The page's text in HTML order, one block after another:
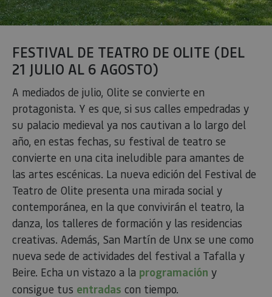
FESTIVAL DE TEATRO DE OLITE (DEL
21 JULIO AL 6 AGOSTO)
A mediados de julio, Olite se convierte en
protagonista. Y es que, si sus calles empedradas y
su palacio medieval ya nos cautivan a lo largo del
año, en estas fechas, su festival de teatro se
convierte en una cita ineludible para amantes de
las artes escénicas. La nueva edición del Festival de
Teatro de Olite presenta una mirada social y
contemporánea, en la que convivirán el teatro, la
danza, los talleres de formación y las residencias
creativas. Además, San Martín de Unx se une como
nueva sede de actividades del festival a Tafalla y
Beire. Echa un vistazo a la programación y
consigue tus entradas con tiempo.